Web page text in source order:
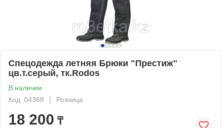
Спецодежда летняя Брюки "Престиж"
цв.т.серый, тк.Rodos
В наличии
Код: 04368
Розница
18 200 ₸